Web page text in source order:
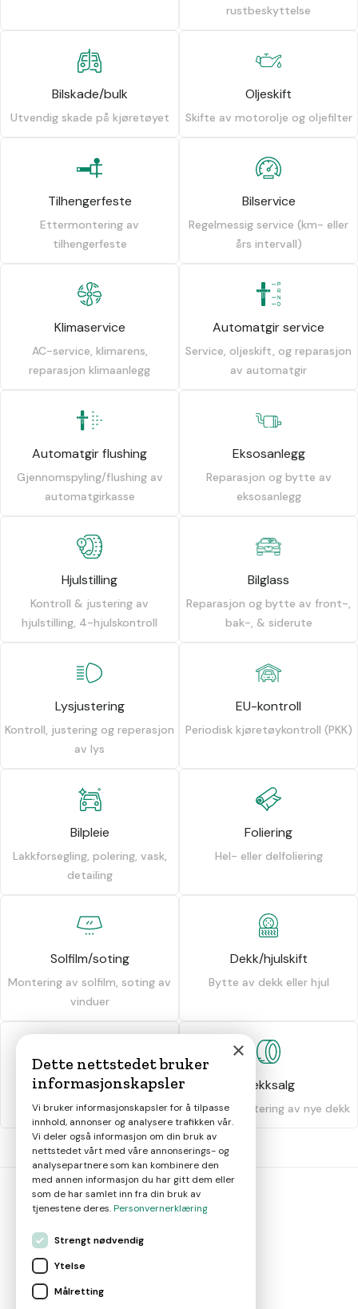
rustbeskyttelse
Bilskade/bulk
Utvendig skade på kjøretøyet
Oljeskift
Skifte av motorolje og oljefilter
Tilhengerfeste
Ettermontering av
tilhengerfeste
Bilservice
Regelmessig service (km- eller
års intervall)
Klimaservice
AC-service, klimarens,
reparasjon klimaanlegg
Automatgir service
Service, oljeskift, og reparasjon
av automatgir
Automatgir flushing
Gjennomspyling/flushing av
automatgirkasse
Eksosanlegg
Reparasjon og bytte av
eksosanlegg
Hjulstilling
Kontroll & justering av
hjulstilling, 4-hjulskontroll
Bilglass
Reparasjon og bytte av front-,
bak-, & siderute
Lysjustering
Kontroll, justering og reperasjon
av lys
EU-kontroll
Periodisk kjøretøykontroll (PKK)
Bilpleie
Lakkforsegling, polering, vask,
detailing
Foliering
Hel- eller delfoliering
Solfilm/soting
Montering av solfilm, soting av
vinduer
Dekk/hjulskift
Bytte av dekk eller hjul
Dekkhotell
Oppbevaring av dekk
Dekksalg
Salg og montering av nye dekk
×
Dette nettstedet bruker
informasjonskapsler
Vi bruker informasjonskapsler for å tilpasse
innhold, annonser og analysere trafikken vår.
Vi deler også informasjon om din bruk av
nettstedet vårt med våre annonserings- og
analysepartnere som kan kombinere den
med annen informasjon du har gitt dem eller
som de har samlet inn fra din bruk av
tjenestene deres.Personvernerklæring
Strengt nødvendig
Ytelse
Målretting